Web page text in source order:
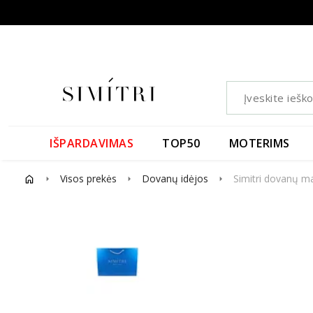
IŠPARDAVIMAS TOP50 MOTERIMS
arrow_right Visos prekės arrow_right Dovanų idėjos arrow_right Simitri dovanų